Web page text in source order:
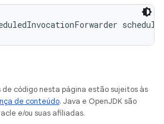
de código nesta página estão sujeitos às
de conteúdo. Java e OpenJDK são
e/ou suas afiliadas.